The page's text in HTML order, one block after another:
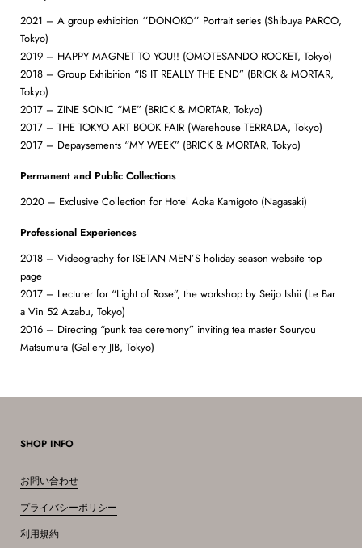
2021 – A group exhibition ‘’DONOKO‘’ Portrait series (Shibuya PARCO,
Tokyo)
2019 – HAPPY MAGNET TO YOU!! (OMOTESANDO ROCKET, Tokyo)
2018 – Group Exhibition “IS IT REALLY THE END” (BRICK & MORTAR,
Tokyo)
2017 – ZINE SONIC “ME” (BRICK & MORTAR, Tokyo)
2017 – THE TOKYO ART BOOK FAIR (Warehouse TERRADA, Tokyo)
2017 – Depaysements “MY WEEK” (BRICK & MORTAR, Tokyo)
Permanent and Public Collections
2020 – Exclusive Collection for Hotel Aoka Kamigoto (Nagasaki)
Professional Experiences
2018 – Videography for ISETAN MEN’S holiday season website top
page
2017 – Lecturer for “Light of Rose”, the workshop by Seijo Ishii (Le Bar
a Vin 52 Azabu, Tokyo)
2016 – Directing “punk tea ceremony” inviting tea master Souryou
Matsumura (Gallery JIB, Tokyo)
SHOP INFO
お問い合わせ
プライバシーポリシー
利用規約